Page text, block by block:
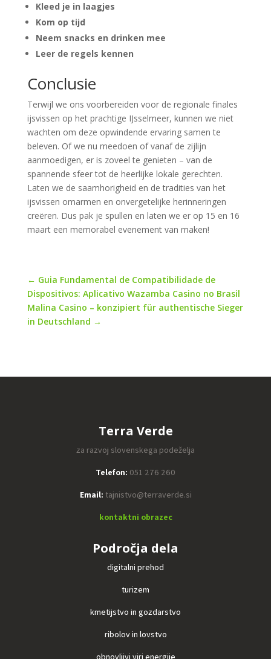
Kleed je in laagjes
Kom op tijd
Neem snacks en drinken mee
Leer de regels kennen
Conclusie
Terwijl we ons voorbereiden voor de regionale finales
ijsvissen op het prachtige IJsselmeer, kunnen we niet
wachten om deze opwindende ervaring samen te
beleven. Of we nu meedoen of vanaf de zijlijn
aanmoedigen, er is zoveel te genieten – van de
spannende sfeer tot de heerlijke lokale gerechten.
Laten we de saamhorigheid en de tradities van het
ijsvissen omarmen en onvergetelijke herinneringen
creëren. Dus pak je spullen en laten we er op 15 en 16
maart een memorabel evenement van maken!
← Guia Fundamental de Compatibilidade de
Dispositivos: Aplicativo Wazamba Casino no Brasil
Malina Casino – konzipiert für authentische Sieger
in Deutschland →
Terra Verde
za razvoj slovenskega podeželja
Telefon: 051 276 260
Email: tajnistvo@terraverde.si
kontaktni obrazec
Področja dela
digitalni prehod
turizem
kmetijstvo in gozdarstvo
ribolov in lovstvo
obnovljivi viri energije